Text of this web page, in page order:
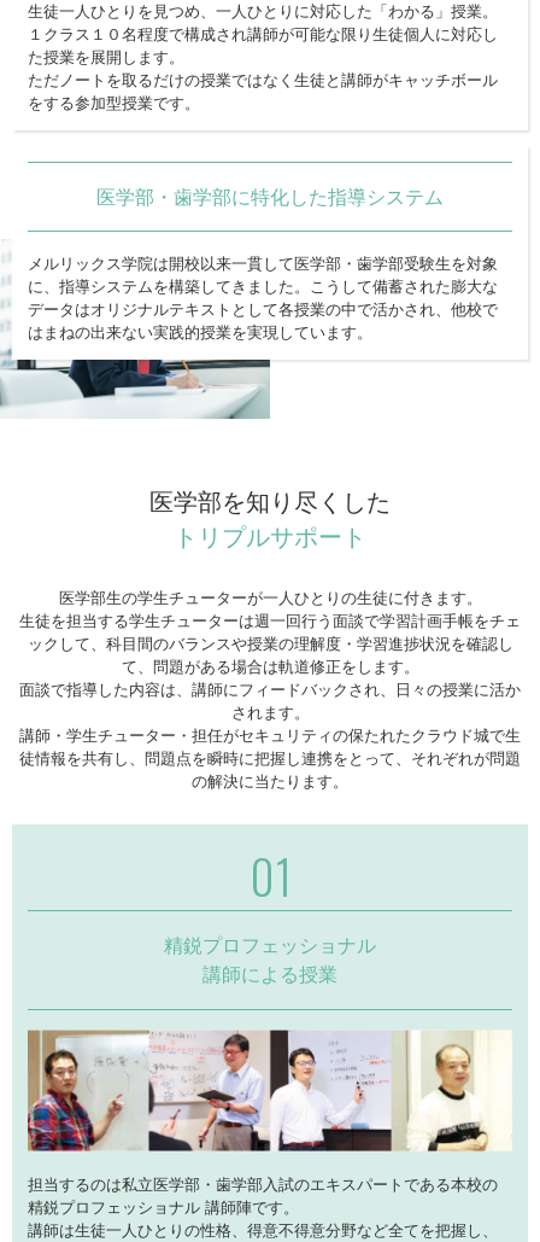
生徒一人ひとりを見つめ、一人ひとりに対応した「わかる」授業。
１クラス１０名程度で構成され講師が可能な限り生徒個人に対応し
た授業を展開します。
ただノートを取るだけの授業ではなく生徒と講師がキャッチボール
をする参加型授業です。
医学部・歯学部に特化した指導システム
メルリックス学院は開校以来一貫して医学部・歯学部受験生を対象
に、指導システムを構築してきました。こうして備蓄された膨大な
データはオリジナルテキストとして各授業の中で活かされ、他校で
はまねの出来ない実践的授業を実現しています。
医学部を知り尽くした
トリプルサポート
医学部生の学生チューターが一人ひとりの生徒に付きます。
生徒を担当する学生チューターは週一回行う面談で学習計画手帳をチェ
ックして、科目間のバランスや授業の理解度・学習進捗状況を確認し
て、問題がある場合は軌道修正をします。
面談で指導した内容は、講師にフィードバックされ、日々の授業に活か
されます。
講師・学生チューター・担任がセキュリティの保たれたクラウド城で生
徒情報を共有し、問題点を瞬時に把握し連携をとって、それぞれが問題
の解決に当たります。
精鋭プロフェッショナル
講師による授業
担当するのは私立医学部・歯学部入試のエキスパートである本校の
精鋭プロフェッショナル 講師陣です。
講師は生徒一人ひとりの性格、得意不得意分野など全てを把握し、